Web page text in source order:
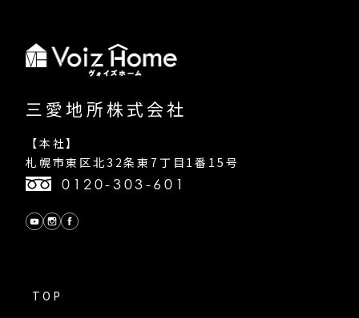
三愛地所株式会社
【本社】
札幌市東区北32条東7丁目1番15号
0120-303-601
TOP